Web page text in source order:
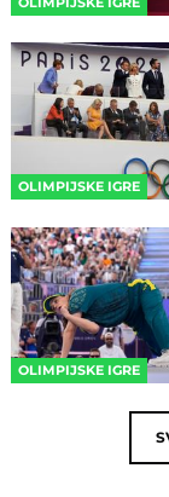
OLIMPIJSKE IGRE
OLIMPIJSKE IGRE